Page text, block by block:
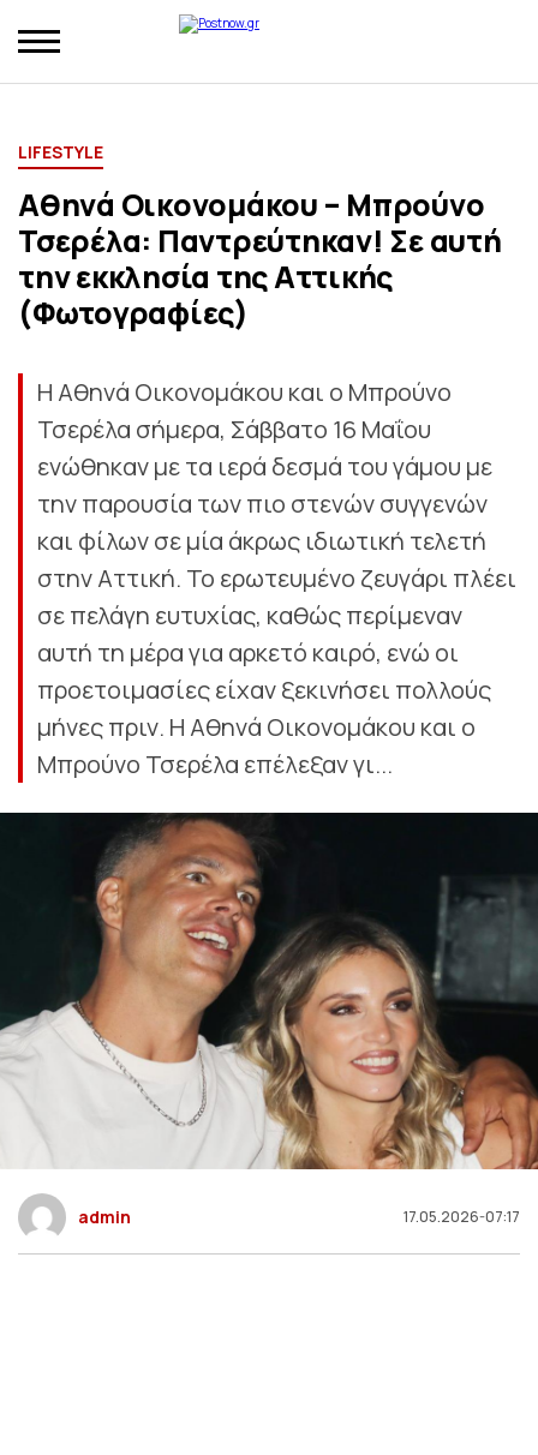
LIFESTYLE
Αθηνά Οικονομάκου – Μπρούνο
Τσερέλα: Παντρεύτηκαν! Σε αυτή
την εκκλησία της Αττικής
(Φωτογραφίες)
Η Αθηνά Οικονομάκου και ο Μπρούνο
Τσερέλα σήμερα, Σάββατο 16 Μαΐου
ενώθηκαν με τα ιερά δεσμά του γάμου με
την παρουσία των πιο στενών συγγενών
και φίλων σε μία άκρως ιδιωτική τελετή
στην Αττική. Το ερωτευμένο ζευγάρι πλέει
σε πελάγη ευτυχίας, καθώς περίμεναν
αυτή τη μέρα για αρκετό καιρό, ενώ οι
προετοιμασίες είχαν ξεκινήσει πολλούς
μήνες πριν. Η Αθηνά Οικονομάκου και ο
Μπρούνο Τσερέλα επέλεξαν γι...
admin 17.05.2026-07:17